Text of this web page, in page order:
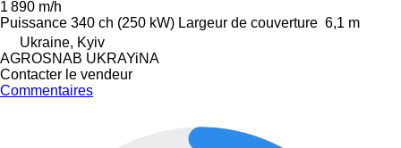
1 890 m/h
Puissance 340 ch (250 kW) Largeur de couverture 6,1 m
Ukraine, Kyiv
AGROSNAB UKRAYiNA
Contacter le vendeur
Commentaires